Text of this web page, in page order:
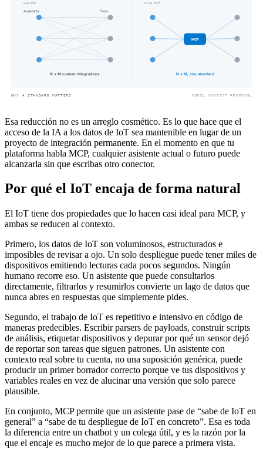
Esa reducción no es un arreglo cosmético. Es lo que hace que el
acceso de la IA a los datos de IoT sea mantenible en lugar de un
proyecto de integración permanente. En el momento en que tu
plataforma habla MCP, cualquier asistente actual o futuro puede
alcanzarla sin que escribas otro conector.
Por qué el IoT encaja de forma natural
El IoT tiene dos propiedades que lo hacen casi ideal para MCP, y
ambas se reducen al contexto.
Primero, los datos de IoT son voluminosos, estructurados e
imposibles de revisar a ojo. Un solo despliegue puede tener miles de
dispositivos emitiendo lecturas cada pocos segundos. Ningún
humano recorre eso. Un asistente que puede consultarlos
directamente, filtrarlos y resumirlos convierte un lago de datos que
nunca abres en respuestas que simplemente pides.
Segundo, el trabajo de IoT es repetitivo e intensivo en código de
maneras predecibles. Escribir parsers de payloads, construir scripts
de análisis, etiquetar dispositivos y depurar por qué un sensor dejó
de reportar son tareas que siguen patrones. Un asistente con
contexto real sobre tu cuenta, no una suposición genérica, puede
producir un primer borrador correcto porque ve tus dispositivos y
variables reales en vez de alucinar una versión que solo parece
plausible.
En conjunto, MCP permite que un asistente pase de “sabe de IoT en
general” a “sabe de tu despliegue de IoT en concreto”. Esa es toda
la diferencia entre un chatbot y un colega útil, y es la razón por la
que el encaje es mucho mejor de lo que parece a primera vista.